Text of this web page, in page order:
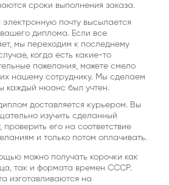
сроки выполнения заказа.
почту высылается
диплома. Если все
мы переходим к последнему
когда есть какие-то
пожелания, можете смело
их нашему сотруднику. Мы сделаем
каждый нюанс был учтен.
доставляется курьером. Вы
изучить сделанный
проверить его на соответствие
и только потом оплачивать.
можно получать корочки как
так и формата времен СССР.
изготавливаются на